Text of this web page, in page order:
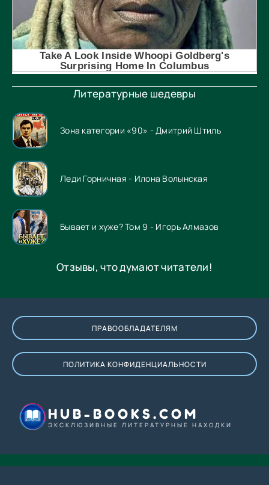
Литературные шедевры
Зона категории «90» - Дмитрий Штиль
Леди Горничная - Илона Волынская
Бывает и хуже? Том 9 - Игорь Алмазов
Отзывы, что думают читатели!
ПРАВООБЛАДАТЕЛЯМ
ПОЛИТИКА КОНФИДЕНЦИАЛЬНОСТИ
HUB-BOOKS.COM
ЭКСКЛЮЗИВНЫЕ ЛИТЕРАТУРНЫЕ НАХОДКИ